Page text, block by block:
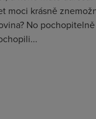
moci krásně
No